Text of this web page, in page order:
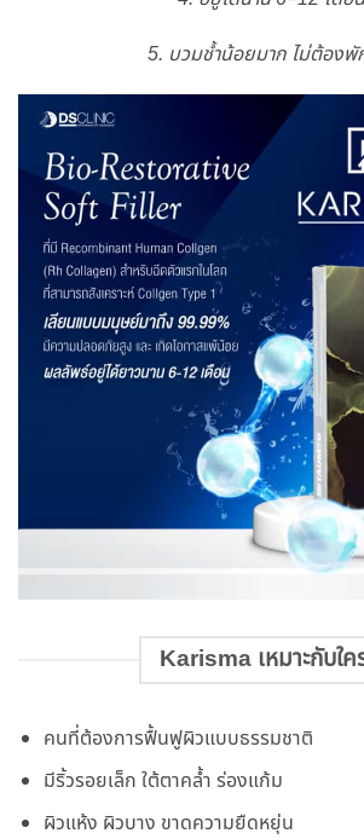
5. บวมช้ำน้อยมาก ไม่ต้อง
Karisma เหมาะกับใค
คนที่ต้องการฟื้นฟูผิวแบบธรรมชาติ
มีริ้วรอยเล็ก ใต้ตาคล้ำ ร่องแก้ม
ผิวแห้ง ผิวบาง ขาดความยืดหยุ่น